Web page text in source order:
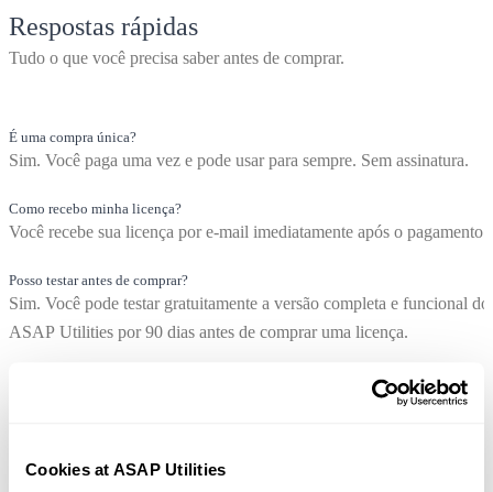
Cookies at ASAP Utilities
Respostas rápidas
Tudo o que você precisa saber antes de comprar.
É uma compra única?
Sim. Você paga uma vez e pode usar para sempre. Sem assinatura.
Como recebo minha licença?
Você recebe sua licença por e-mail imediatamente após o pagamento.
Posso testar antes de comprar?
Sim. Você pode testar gratuitamente a versão completa e funcional do
ASAP Utilities por 90 dias antes de comprar uma licença.
Sim. Cada licença pode ser instalada em até 3 computadores para o
As atualizações estão incluídas?